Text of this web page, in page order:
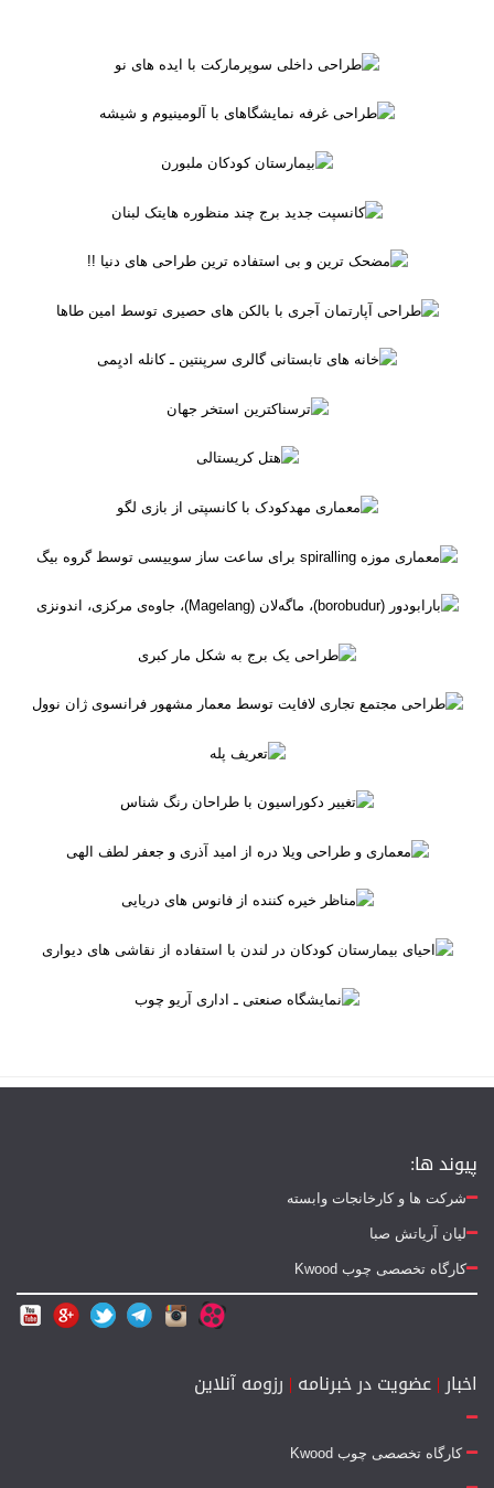
پیوند ها:
شرکت ها و کارخانجات وابسته
لیان آریاتش صبا
کارگاه تخصصی چوب Kwood
اخبار|عضویت در خبرنامه | رزومه آنلاین
کارگاه تخصصی چوب Kwood